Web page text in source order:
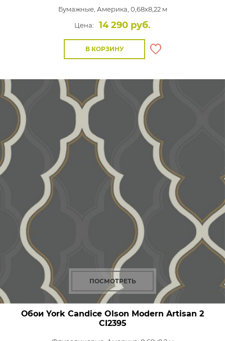
Бумажные, Америка, 0,68x8,22 м
Цена:
14 290 руб.
В КОРЗИНУ
ПОСМОТРЕТЬ
Обои York Candice Olson Modern Artisan 2
CI2395